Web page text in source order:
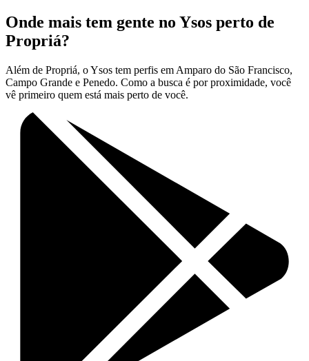
Onde mais tem gente no Ysos perto de
Propriá?
Além de Propriá, o Ysos tem perfis em Amparo do São Francisco,
Campo Grande e Penedo. Como a busca é por proximidade, você
vê primeiro quem está mais perto de você.